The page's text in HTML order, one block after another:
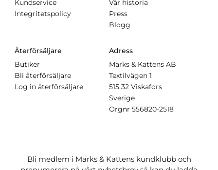
Kundservice
Integritetspolicy
Vår historia
Press
Blogg
Återförsäljare
Butiker
Bli återförsäljare
Log in återförsäljare
Adress
Marks & Kattens AB
Textilvägen 1
515 32 Viskafors
Sverige
Orgnr 556820-2518
Bli medlem i Marks & Kattens kundklubb och